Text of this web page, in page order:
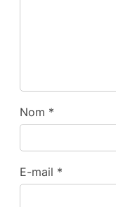
Nom *
E-mail *